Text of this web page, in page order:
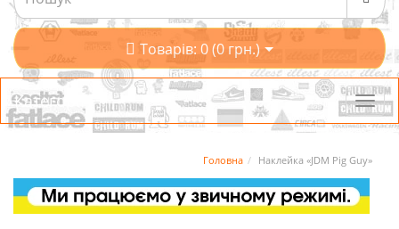
Товарів: 0 (0 грн.)
Категорії
Головна Наклейка «JDM Pig Guy»